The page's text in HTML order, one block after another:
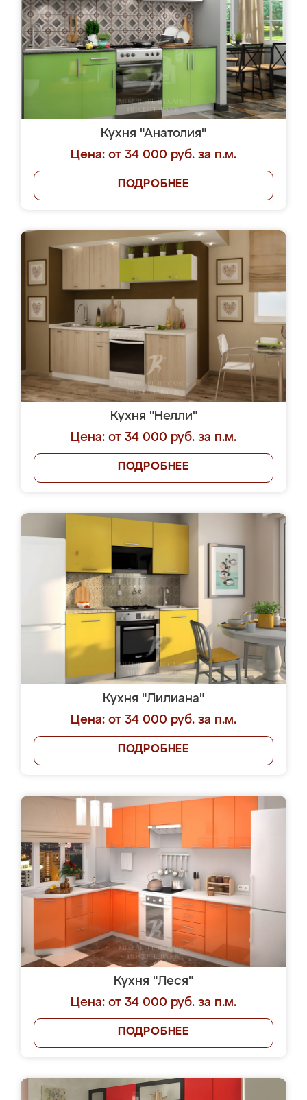
Кухня "Анатолия"
Цена: от 34 000 руб. за п.м.
ПОДРОБНЕЕ
Кухня "Нелли"
Цена: от 34 000 руб. за п.м.
ПОДРОБНЕЕ
Кухня "Лилиана"
Цена: от 34 000 руб. за п.м.
ПОДРОБНЕЕ
Кухня "Леся"
Цена: от 34 000 руб. за п.м.
ПОДРОБНЕЕ